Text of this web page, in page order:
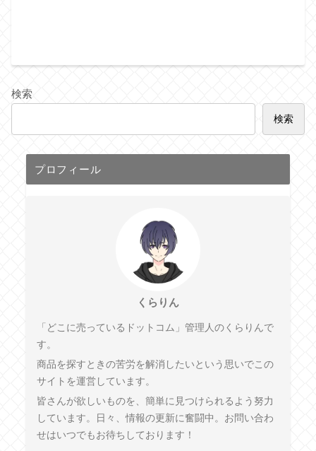
検索
検索
プロフィール
くらりん
「どこに売っているドットコム」管理人のくらりんで
す。
商品を探すときの苦労を解消したいという思いでこの
サイトを運営しています。
皆さんが欲しいものを、簡単に見つけられるよう努力
しています。日々、情報の更新に奮闘中。お問い合わ
せはいつでもお待ちしております！